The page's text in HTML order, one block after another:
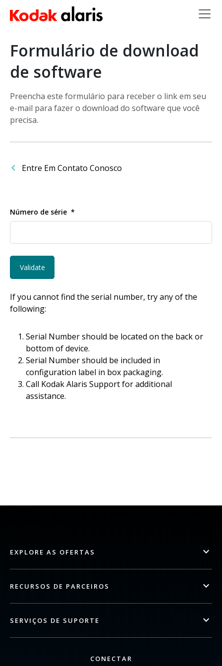
Skip to main content
Formulário de download
de software
Preencha este formulário para receber o link em seu
e-mail para fazer o download do software que você
precisa.
Entre Em Contato Conosco
Número de série
If you cannot find the serial number, try any of the
following:
Serial Number should be located on the back or
bottom of device.
Serial Number should be included in
configuration label in box packaging.
Call Kodak Alaris Support for additional
assistance.
EXPLORE AS OFERTAS
RECURSOS DE PARCEIROS
SERVIÇOS DE SUPORTE
CONECTAR